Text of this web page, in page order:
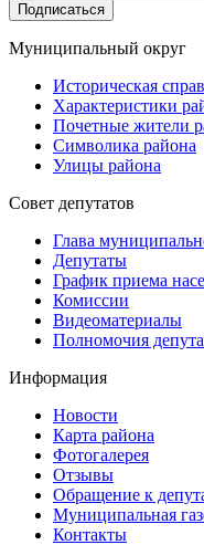
Подписаться
Муниципальный округ
Историческая
Характеристики
Почетные жители
Символика района
Улицы района
Совет депутатов
Глава
Депутаты
График приема
Комиссии
Видеоматериалы
Полномочия
Информация
Новости
Карта района
Фотогалерея
Отзывы
Обращение к
Муниципальная
Контакты